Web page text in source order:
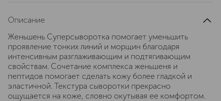
Описание
Женьшень Суперсыворотка помогает уменьшить
проявление тонких линий и морщин благодаря
интенсивным разглаживающим и подтягивающим
свойствам. Сочетание комплекса женьшеня и
пептидов помогает сделать кожу более гладкой и
эластичной. Текстура сыворотки прекрасно
ощущается на коже, словно окутывая ее комфортом.